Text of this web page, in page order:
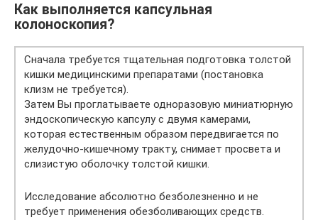
Как выполняется капсульная
колоноскопия?
Сначала требуется тщательная подготовка толстой
кишки медицинскими препаратами (постановка
клизм не требуется).
Затем Вы проглатываете одноразовую миниатюрную
эндоскопическую капсулу с двумя камерами,
которая естественным образом передвигается по
желудочно-кишечному тракту, снимает просвета и
слизистую оболочку толстой кишки.
Исследование абсолютно безболезненно и не
требует применения обезболивающих средств.